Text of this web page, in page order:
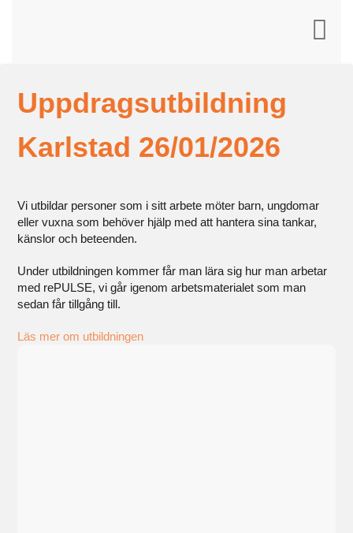
Uppdragsutbildning
Karlstad 26/01/2026
Vi utbildar personer som i sitt arbete möter barn, ungdomar
eller vuxna som behöver hjälp med att hantera sina tankar,
känslor och beteenden.
Under utbildningen kommer får man lära sig hur man arbetar
med rePULSE, vi går igenom arbetsmaterialet som man
sedan får tillgång till.
Läs mer om utbildningen